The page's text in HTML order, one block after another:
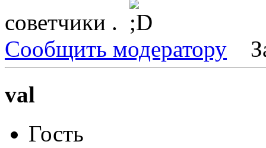
советчики .
Сообщить модератору
val
Гость